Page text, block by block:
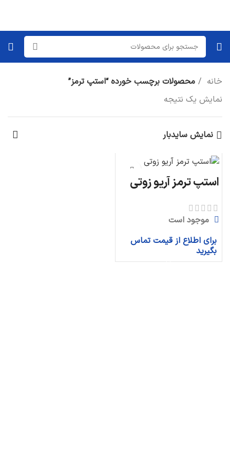
خانه
محصولات برچسب خورده “استپ ترمز”
نمایش یک نتیجه
نمایش سایدبار
استپ ترمز آریو زوتی
موجود است
برای اطلاع از قیمت تماس
بگیرید